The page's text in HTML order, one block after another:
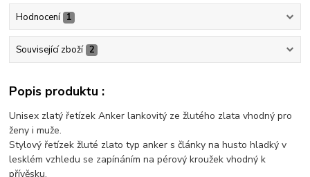
Hodnocení 1
Související zboží 2
Popis produktu :
Unisex zlatý řetízek Anker lankovitý ze žlutého zlata vhodný pro
ženy i muže.
Stylový řetízek žluté zlato typ anker s články na husto hladký v
lesklém vzhledu se zapínáním na pérový kroužek vhodný k
přívěsku.